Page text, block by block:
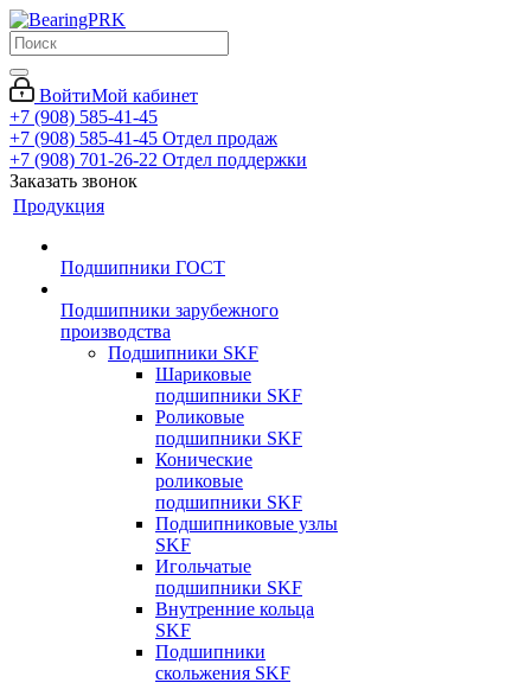
ВойтиМой кабинет
+7 (908) 585-41-45
+7 (908) 585-41-45 Отдел продаж
+7 (908) 701-26-22 Отдел поддержки
Заказать звонок
Продукция
Подшипники ГОСТ
Подшипники зарубежного
производства
Подшипники SKF
Шариковые
подшипники SKF
Роликовые
подшипники SKF
Конические
роликовые
подшипники SKF
Подшипниковые узлы
SKF
Игольчатые
подшипники SKF
Внутренние кольца
SKF
Подшипники
скольжения SKF